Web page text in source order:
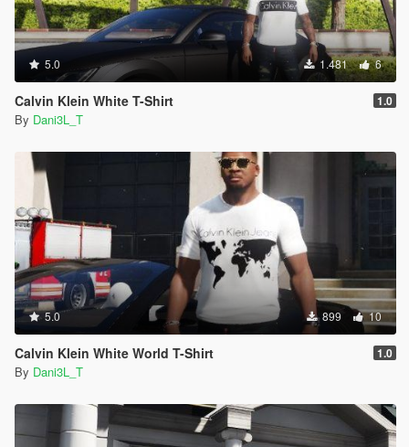
5.0 1.481 6
Calvin Klein White T-Shirt 1.0
By Dani3L_T
5.0 899 10
Calvin Klein White World T-Shirt 1.0
By Dani3L_T